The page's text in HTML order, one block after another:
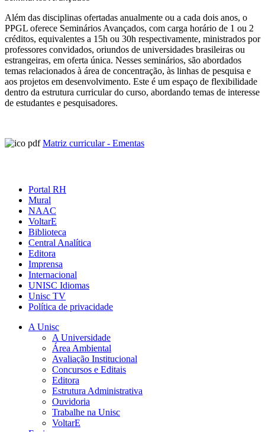
Além das disciplinas ofertadas anualmente ou a cada dois anos, o
PPGL oferece Seminários Avançados, com carga horário de 1 ou 2
créditos, equivalentes a 15h ou 30h respectivamente, ministrados por
professores convidados, oriundos de universidades brasileiras ou
estrangeiras, em oferta única. Nesses seminários, são abordados
temas relacionados à área de concentração, às linhas de pesquisa e
aos projetos em desenvolvimento. Este é um espaço de flexibilidade
dentro da estrutura curricular do curso, abordando temas de interesse
de estudantes e pesquisadores.
Matriz curricular - Ementas
Portal RH
Mural
NAAC
VoltarE
Biblioteca
Central Analítica
Editora
Imprensa
Internacional
UNISC Idiomas
Unisc TV
Política de privacidade
A Unisc
A Universidade
Área Ambiental
Avaliação Institucional
Concursos e Editais
Editora
Estrutura Administrativa
Ouvidoria
Trabalhe na Unisc
VoltarE